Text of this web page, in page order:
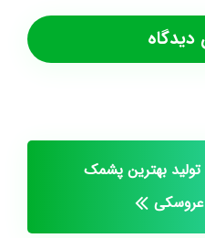
تولید بهترین پشمک
عروسکی